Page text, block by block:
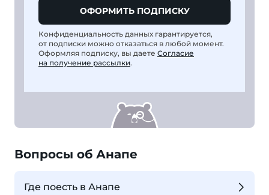
ОФОРМИТЬ ПОДПИСКУ
Конфиденциальность данных гарантируется,
от подписки можно отказаться в любой момент.
Оформляя подписку, вы даете Согласие
на получение рассылки.
Вопросы об Анапе
Где поесть в Анапе